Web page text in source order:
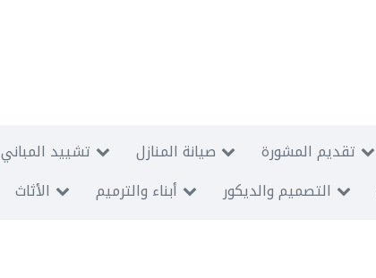
تشييد المباني صيانة المنازل تقديم المشورة
الأثاث أبناء والترميم التصميم والديكور